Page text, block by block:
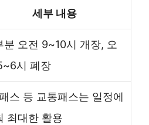
세부 내용
분 오전 9~10시 개장, 오
시 폐장
스 등 교통패스는 일정에
최대한 활용